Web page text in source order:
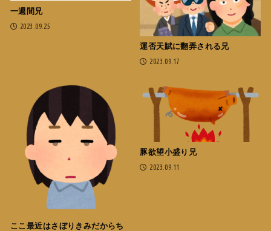
一週間兄
2023.09.25
運否天賦に翻弄される兄
2023.09.17
ここ最近はさぼりきみだからち
豚欲望小盛り兄
2023.09.11